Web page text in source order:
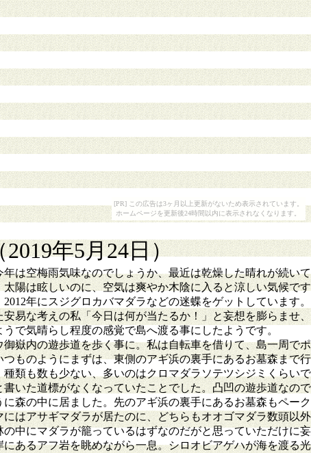
[PR] この広告は3ヶ月以上更新がないため表示されています。
ホームページを更新後24時間以内に表示されなくなります。
年5月24日）
は空梅雨気味なのでしょうか、最近は乾燥した晴れが続い
陽は眩しいのに、空気は爽やか木陰に入ると涼しい気候で
年にスジグロカバマダラなどの迷蝶をゲットしています。
易な考えの私「今日は何が当たるか！」と妄想を膨らませ
で気晴らし程度の感覚で島へ渡る事にしたようです。
嶽内の遊歩道を歩く事に。私は自転車を借りて、島一周で
ものようにまずは、東側のアギ浜の裏手にあるお墓森まで
種類も数も少ない、多いのはクロマダラソテツシジミくらい
いた道標がなくなっていたことでした。凸凹の遊歩道なの
森の中に居ました。先のアギ浜の裏手にあるお墓森もペー
はアサギマダラが居たのに、どちらもオオゴマダラ数頭以
中にマダラが籠っているはずなのだがと思っていただけに
あるアフ岩を眺めながら一息。シロオビアゲハが海を渡る